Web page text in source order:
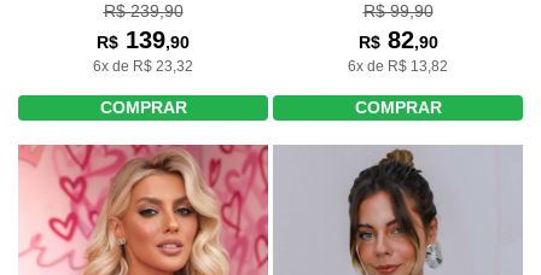
R$ 239,90
R$ 139,90
6x de R$ 23,32
COMPRAR
R$ 99,90
R$82,90
6x de R$ 13,82
COMPRAR